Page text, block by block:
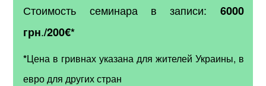
Стоимость семинара в записи: 6000
грн./200€*
*Цена в гривнах указана для жителей Украины, в
евро для других стран